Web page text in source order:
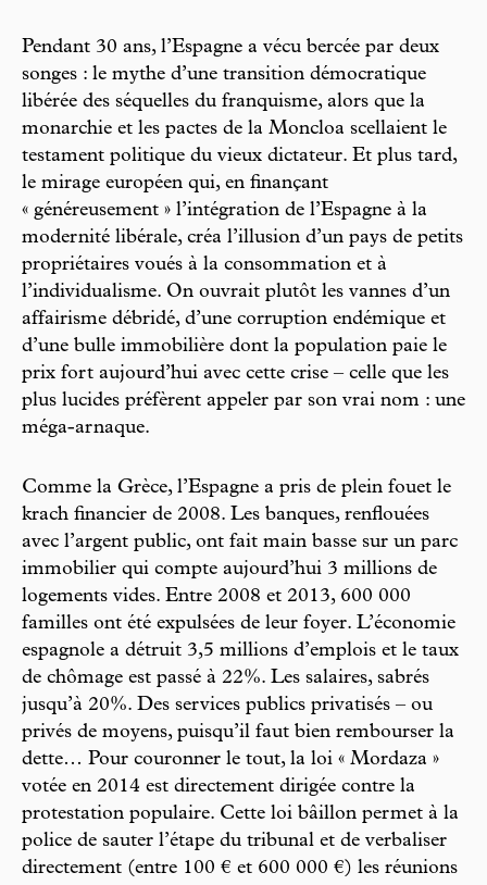
Pendant 30 ans, l’Espagne a vécu bercée par deux
songes : le mythe d’une transition démocratique
libérée des séquelles du franquisme, alors que la
monarchie et les pactes de la Moncloa scellaient le
testament politique du vieux dictateur. Et plus tard,
le mirage européen qui, en finançant
« généreusement » l’intégration de l’Espagne à la
modernité libérale, créa l’illusion d’un pays de petits
propriétaires voués à la consommation et à
l’individualisme. On ouvrait plutôt les vannes d’un
affairisme débridé, d’une corruption endémique et
d’une bulle immobilière dont la population paie le
prix fort aujourd’hui avec cette crise – celle que les
plus lucides préfèrent appeler par son vrai nom : une
méga-arnaque.
Comme la Grèce, l’Espagne a pris de plein fouet le
krach financier de 2008. Les banques, renflouées
avec l’argent public, ont fait main basse sur un parc
immobilier qui compte aujourd’hui 3 millions de
logements vides. Entre 2008 et 2013, 600 000
familles ont été expulsées de leur foyer. L’économie
espagnole a détruit 3,5 millions d’emplois et le taux
de chômage est passé à 22%. Les salaires, sabrés
jusqu’à 20%. Des services publics privatisés – ou
privés de moyens, puisqu’il faut bien rembourser la
dette… Pour couronner le tout, la loi « Mordaza »
votée en 2014 est directement dirigée contre la
protestation populaire. Cette loi bâillon permet à la
police de sauter l’étape du tribunal et de verbaliser
directement (entre 100 € et 600 000 €) les réunions